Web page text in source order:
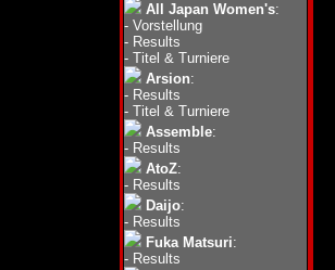
All Japan Women's:
- Vorstellung
- Results
- Titel & Turniere
Arsion:
- Results
- Titel & Turniere
Assemble:
- Results
AtoZ:
- Results
Daijo:
- Results
Fuka Matsuri:
- Results